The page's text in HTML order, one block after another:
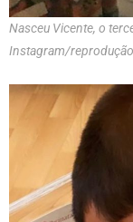
Nasceu Vicente, o
Instagram/